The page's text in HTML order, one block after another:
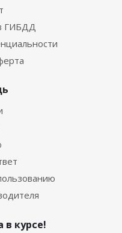
ГИБДД
в курсе!